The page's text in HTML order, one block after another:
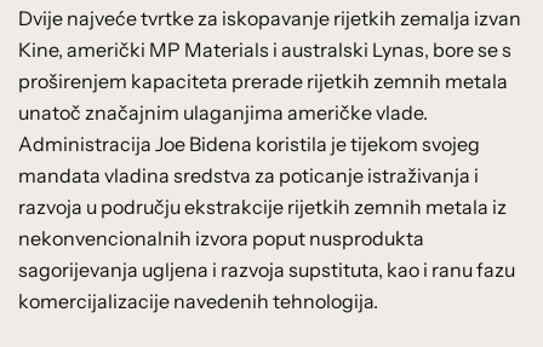
Dvije najveće tvrtke za iskopavanje rijetkih zemalja izvan
Kine, američki MP Materials i australski Lynas, bore se s
proširenjem kapaciteta prerade rijetkih zemnih metala
unatoč značajnim ulaganjima američke vlade.
Administracija Joe Bidena koristila je tijekom svojeg
mandata vladina sredstva za poticanje istraživanja i
razvoja u području ekstrakcije rijetkih zemnih metala iz
nekonvencionalnih izvora poput nusprodukta
sagorijevanja ugljena i razvoja supstituta, kao i ranu fazu
komercijalizacije navedenih tehnologija.